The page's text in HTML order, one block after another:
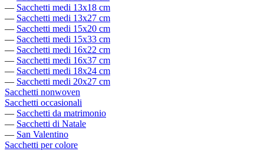
— Sacchetti medi 13x18 cm
— Sacchetti medi 13x27 cm
— Sacchetti medi 15x20 cm
— Sacchetti medi 15x33 cm
— Sacchetti medi 16x22 cm
— Sacchetti medi 16x37 cm
— Sacchetti medi 18x24 cm
— Sacchetti medi 20x27 cm
Sacchetti nonwoven
Sacchetti occasionali
— Sacchetti da matrimonio
— Sacchetti di Natale
— San Valentino
Sacchetti per colore